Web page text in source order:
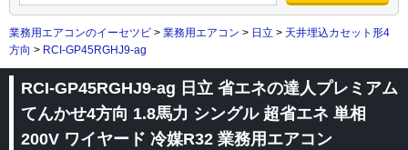
業務用エアコンのイーセツビ > 業務用エアコン > 日立 > 天井埋込カセット形4
方向 > RCI-GP45RGHJ9-ag
RCI-GP45RGHJ9-ag 日立 省エネの達人プレミアム
てんかせ4方向 1.8馬力 シングル 超省エネ 単相
200V ワイヤード 冷媒R32 業務用エアコン